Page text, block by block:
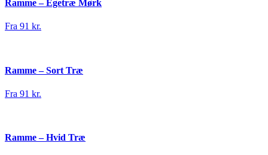
Ramme – Egetræ Mørk
Fra 91 kr.
Ramme – Sort Træ
Fra 91 kr.
Ramme – Hvid Træ